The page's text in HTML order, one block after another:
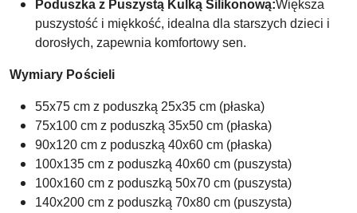
Poduszka z Puszystą Kulką Silikonową:Większa
puszystość i miękkość, idealna dla starszych dzieci i
dorosłych, zapewnia komfortowy sen.
Wymiary Pościeli
55x75 cm z poduszką 25x35 cm (płaska)
75x100 cm z poduszką 35x50 cm (płaska)
90x120 cm z poduszką 40x60 cm (płaska)
100x135 cm z poduszką 40x60 cm (puszysta)
100x160 cm z poduszką 50x70 cm (puszysta)
140x200 cm z poduszką 70x80 cm (puszysta)